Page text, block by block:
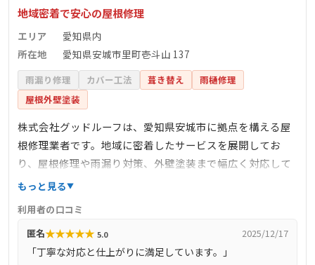
地域密着で安心の屋根修理
エリア
愛知県内
所在地
愛知県安城市里町壱斗山 137
雨漏り修理 カバー工法 葺き替え
雨樋修理
屋根外壁塗装
株式会社グッドルーフは、愛知県安城市に拠点を構える屋
根修理業者です。地域に密着したサービスを展開してお
り、屋根修理や雨漏り対策、外壁塗装まで幅広く対応して
います。無料診断サービスも実施しており、安心して相談
の住まいの安全と快適をサポートしています。
もっと見る
利用者の口コミ
匿名★★★★★ 5.0 2025/12/17
「丁寧な対応と仕上がりに満足しています。」